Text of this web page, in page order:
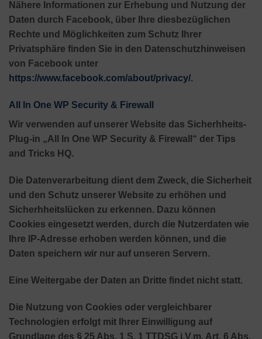
Nähere Informationen zur Erhebung und Nutzung der
Daten durch Facebook, über Ihre diesbezüglichen
Rechte und Möglichkeiten zum Schutz Ihrer
Privatsphäre finden Sie in den Datenschutzhinweisen
von Facebook unter
https://www.facebook.com/about/privacy/.
All In One WP Security & Firewall
Wir verwenden auf unserer Website das Sicherhheits-
Plug-in „All In One WP Security & Firewall“ der Tips
and Tricks HQ.
Die Datenverarbeitung dient dem Zweck, die Sicherheit
und den Schutz unserer Website zu erhöhen und
Sicherhheitslücken zu erkennen. Dazu können
Cookies eingesetzt werden, durch die Nutzerdaten wie
Ihre IP-Adresse erhoben werden können, und die
Daten speichern wir nur auf unseren Servern.
Eine Weitergabe der Daten an Dritte findet nicht statt.
Die Nutzung von Cookies oder vergleichbarer
Technologien erfolgt mit Ihrer Einwilligung auf
Grundlage des § 25 Abs. 1 S. 1 TTDSG i.V.m. Art. 6 Abs.